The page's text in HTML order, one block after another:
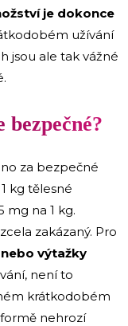
je dokonce
užívání
jsou ale tak vážné
za bezpečné
kg tělesné
mg na 1 kg.
zakázaný. Pro
výtažky
není to
krátkodobém
nehrozí